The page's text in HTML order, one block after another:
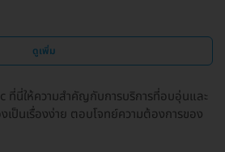
ที่นี่ให้ความสำคัญกับการบริการที่อบอุ่นและ
เป็นเรื่องง่าย ตอบโจทย์ความต้องการของ
ดูเพิ่ม